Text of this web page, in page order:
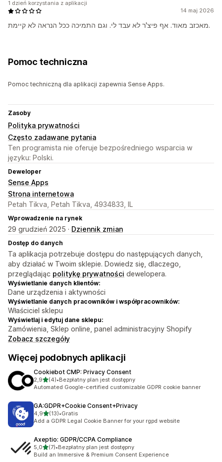
14 maj 2026
מאכזב מאוד. אף פיצ'ר לא עבד לי. וגם התמיכה ככל הנראה לא קיימת.
1 dzień korzystania z aplikacji
Pomoc techniczna
Pomoc techniczną dla aplikacji zapewnia Sense Apps.
Zasoby
Polityka prywatności
Często zadawane pytania
Ten programista nie oferuje bezpośredniego wsparcia w
języku: Polski.
Deweloper
Sense Apps
Strona internetowa
Petah Tikva, Petah Tikva, 4934833, IL
Wprowadzenie na rynek
29 grudzień 2025 · Dziennik zmian
Dostęp do danych
Ta aplikacja potrzebuje dostępu do następujących danych,
aby działać w Twoim sklepie. Dowiedz się, dlaczego,
przeglądając politykę prywatności dewelopera.
Wyświetlanie danych klientów:
Dane urządzenia i aktywności
Wyświetlanie danych pracowników i współpracowników:
Właściciel sklepu
Wyświetlaj i edytuj dane sklepu:
Zamówienia, Sklep online, panel administracyjny Shopify
Zobacz szczegóły
Więcej podobnych aplikacji
Cookiebot CMP: Privacy Consent
2,9na 5 gwiazdek
(4)
Łączna liczba recenzji: 4
•Bezpłatny plan jest dostępny
Automated Google-certified customizable GDPR cookie banner
GA:GDPR+Cookie Consent+Privacy
4,9na 5 gwiazdek
(13)
Łączna liczba recenzji: 13
•Gratis
Add a GDPR Legal Cookie Banner for your rgpd website
Axeptio: GDPR/CCPA Compliance
5,0na 5 gwiazdek
(7)
Łączna liczba recenzji: 7
•Bezpłatny plan jest dostępny
Build an Immersive & Premium Consent Experience